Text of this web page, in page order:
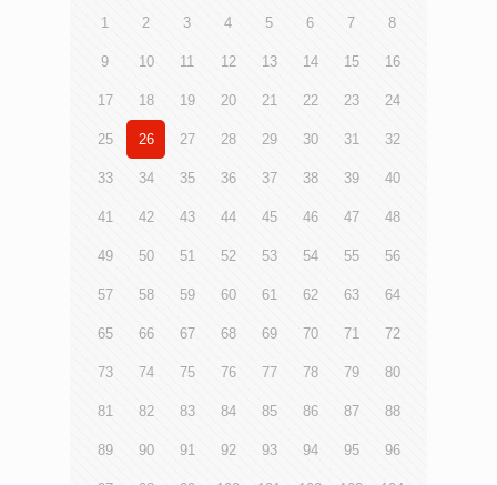
1 2 3 4 5 6 7 8
9 10 11 12 13 14 15 16
17 18 19 20 21 22 23 24
25 26 27 28 29 30 31 32
33 34 35 36 37 38 39 40
41 42 43 44 45 46 47 48
49 50 51 52 53 54 55 56
57 58 59 60 61 62 63 64
65 66 67 68 69 70 71 72
73 74 75 76 77 78 79 80
81 82 83 84 85 86 87 88
89 90 91 92 93 94 95 96